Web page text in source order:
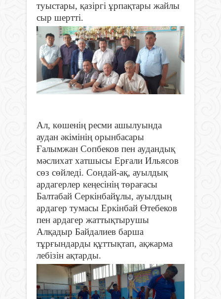
туыстары, қазіргі ұрпақтары жайлы
сыр шертті.
Ал, көшенің ресми ашылуында
аудан әкімінің орынбасары
Ғалымжан Сопбеков пен аудандық
мәслихат хатшысы Ерғали Ильясов
сөз сөйледі. Сондай-ақ, ауылдық
ардагерлер кеңесінің төрағасы
Балтабай Серкінбайұлы, ауылдың
ардагер тумасы Еркінбай Өтебеков
пен ардагер жаттықтырушы
Алқадыр Байдалиев барша
тұрғындарды құттықтап, ақжарма
лебізін ақтарды.